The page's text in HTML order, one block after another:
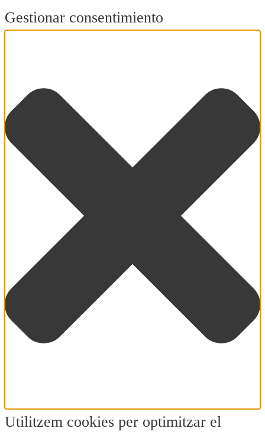
Gestionar consentimiento
Utilitzem cookies per optimitzar el